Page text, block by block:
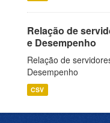
Relação de
e Desempenho
Relação de
Desempenho
CSV